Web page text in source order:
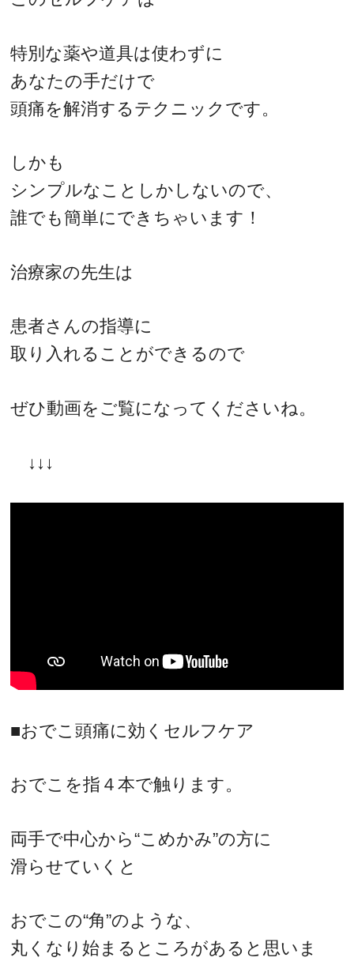
特別な薬や道具は使わずに
あなたの手だけで
頭痛を解消するテクニックです。
しかも
シンプルなことしかしないので、
誰でも簡単にできちゃいます！
治療家の先生は
患者さんの指導に
取り入れることができるので
ぜひ動画をご覧になってくださいね。
↓↓↓
■おでこ頭痛に効くセルフケア
おでこを指４本で触ります。
両手で中心から“こめかみ”の方に
滑らせていくと
おでこの“角”のような、
丸くなり始まるところがあると思いま